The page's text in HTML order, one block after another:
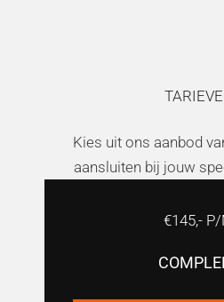
Kies uit ons aanbod
aansluiten bij jouw
€145,-